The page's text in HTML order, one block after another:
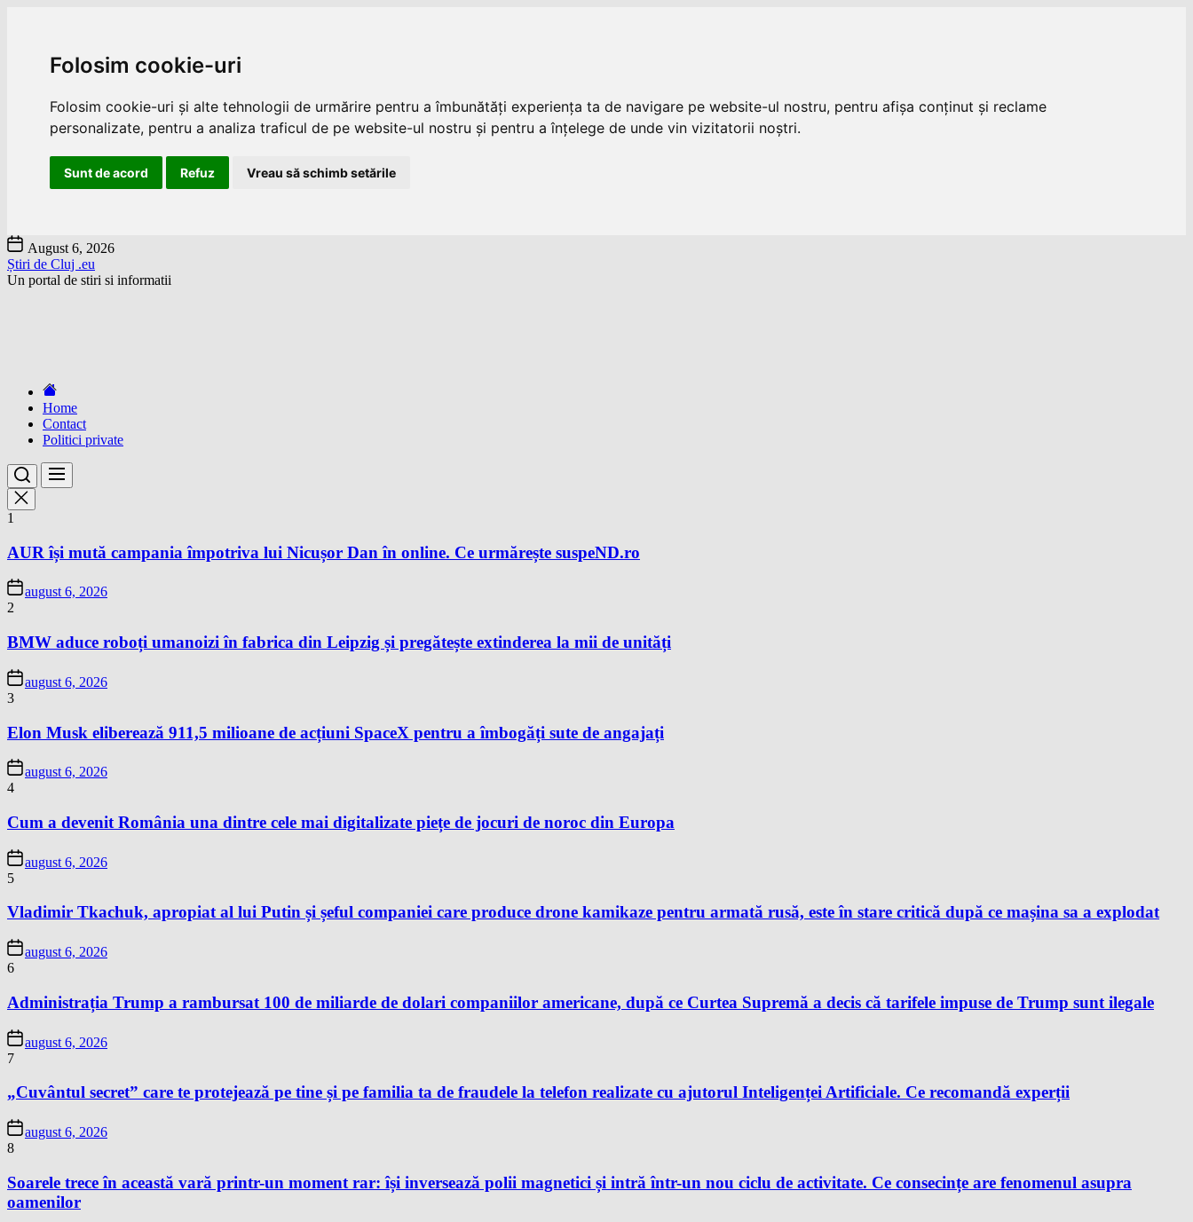
Folosim cookie-uri
Folosim cookie-uri și alte tehnologii de urmărire pentru a îmbunătăți experiența ta de navigare pe website-ul nostru, pentru afișa conținut și reclame
personalizate, pentru a analiza traficul de pe website-ul nostru și pentru a înțelege de unde vin vizitatorii noștri.
Sunt de acord Refuz Vreau să schimb setările
Skip
to
the
content
August 6, 2026
Știri de Cluj .eu
Un portal de stiri si informatii
Home
Contact
Politici private
1
AUR își mută campania împotriva lui Nicușor Dan în online. Ce urmărește suspeND.ro
august 6, 2026
2
BMW aduce roboți umanoizi în fabrica din Leipzig și pregătește extinderea la mii de unități
august 6, 2026
3
Elon Musk eliberează 911,5 milioane de acțiuni SpaceX pentru a îmbogăți sute de angajați
august 6, 2026
4
Cum a devenit România una dintre cele mai digitalizate piețe de jocuri de noroc din Europa
august 6, 2026
5
Vladimir Tkachuk, apropiat al lui Putin și șeful companiei care produce drone kamikaze pentru armată rusă, este în stare critică după ce mașina sa a explodat
august 6, 2026
6
Administrația Trump a rambursat 100 de miliarde de dolari companiilor americane, după ce Curtea Supremă a decis că tarifele impuse de Trump sunt ilegale
august 6, 2026
7
„Cuvântul secret” care te protejează pe tine și pe familia ta de fraudele la telefon realizate cu ajutorul Inteligenței Artificiale. Ce recomandă experții
august 6, 2026
8
Soarele trece în această vară printr-un moment rar: își inversează polii magnetici și intră într-un nou ciclu de activitate. Ce consecințe are fenomenul asupra
oamenilor